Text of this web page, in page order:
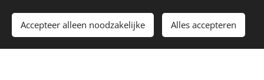
Mogelijk gemaakt doorWebnode Cookies
Maak een gratis website. Begin
Accepteer alleen noodzakelijke Alles accepteren